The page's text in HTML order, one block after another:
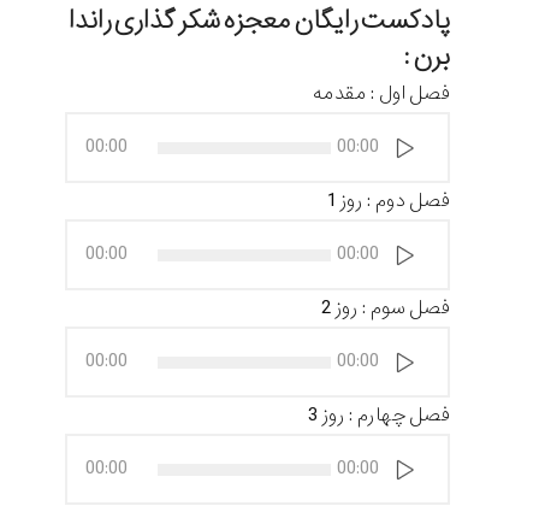
پادکست رایگان معجزه شکر گذاری راندا
برن :
فصل اول : مقدمه
صوت
00:00
00:00
فصل دوم : روز 1
صوت
00:00
00:00
فصل سوم : روز 2
صوت
00:00
00:00
فصل چهارم : روز 3
صوت
00:00
00:00